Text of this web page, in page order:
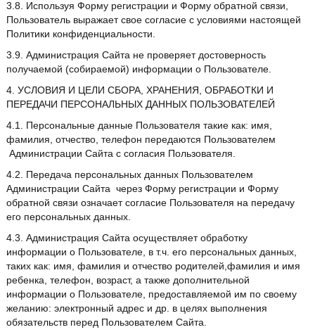
3.8. Используя Форму регистрации и Форму обратной связи,
Пользователь выражает свое согласие с условиями настоящей
Политики конфиденциальности.
3.9. Администрация Сайта не проверяет достоверность
получаемой (собираемой) информации о Пользователе.
4. УСЛОВИЯ И ЦЕЛИ СБОРА, ХРАНЕНИЯ, ОБРАБОТКИ И
ПЕРЕДАЧИ ПЕРСОНАЛЬНЫХ ДАННЫХ ПОЛЬЗОВАТЕЛЕЙ
4.1. Персональные данные Пользователя такие как: имя,
фамилия, отчество, телефон передаются Пользователем
Администрации Сайта с согласия Пользователя.
4.2. Передача персональных данных Пользователем
Администрации Сайта через Форму регистрации и Форму
обратной связи означает согласие Пользователя на передачу
его персональных данных.
4.3. Администрация Сайта осуществляет обработку
информации о Пользователе, в т.ч. его персональных данных,
таких как: имя, фамилия и отчество родителей,фамилия и имя
ребенка, телефон, возраст, а также дополнительной
информации о Пользователе, предоставляемой им по своему
желанию: электронный адрес и др. в целях выполнения
обязательств перед Пользователем Сайта.